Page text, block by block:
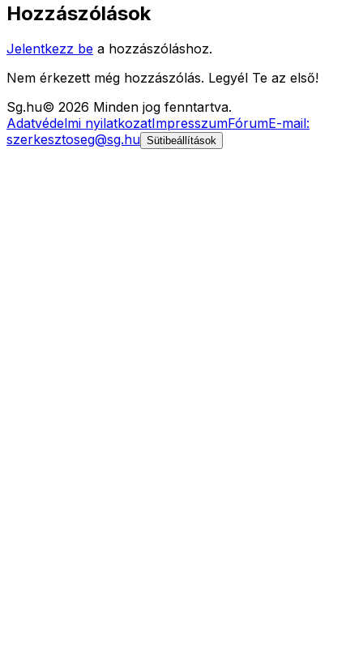
Hozzászólások
Jelentkezz be a hozzászóláshoz.
Nem érkezett még hozzászólás. Legyél Te az első!
Sg.hu© 2026 Minden jog fenntartva.
Adatvédelmi nyilatkozatImpresszumFórumE-mail:
szerkesztoseg@sg.hu Sütibeállítások